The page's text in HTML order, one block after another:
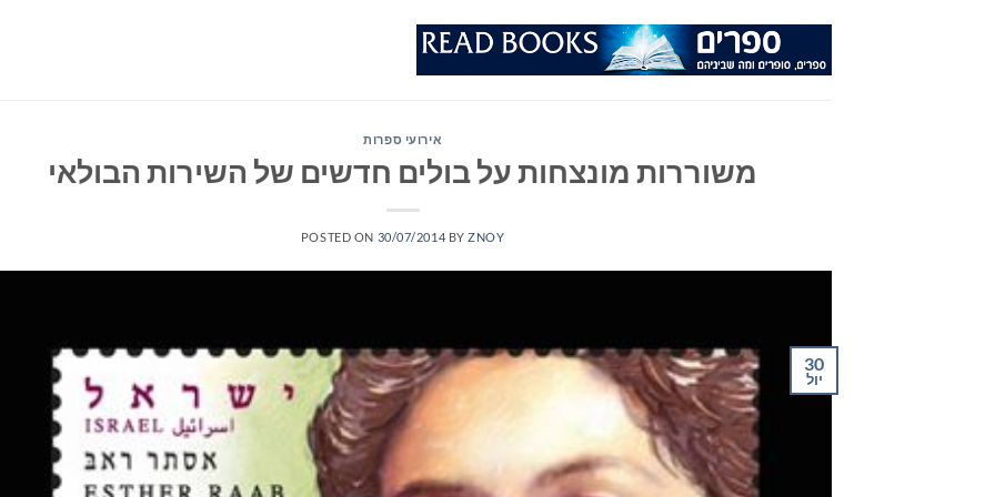
אירועי ספרות
משוררות מונצחות על בולים חדשים של השירות הבולאי
POSTED ON 30/07/2014 BYZNOY
30
יול